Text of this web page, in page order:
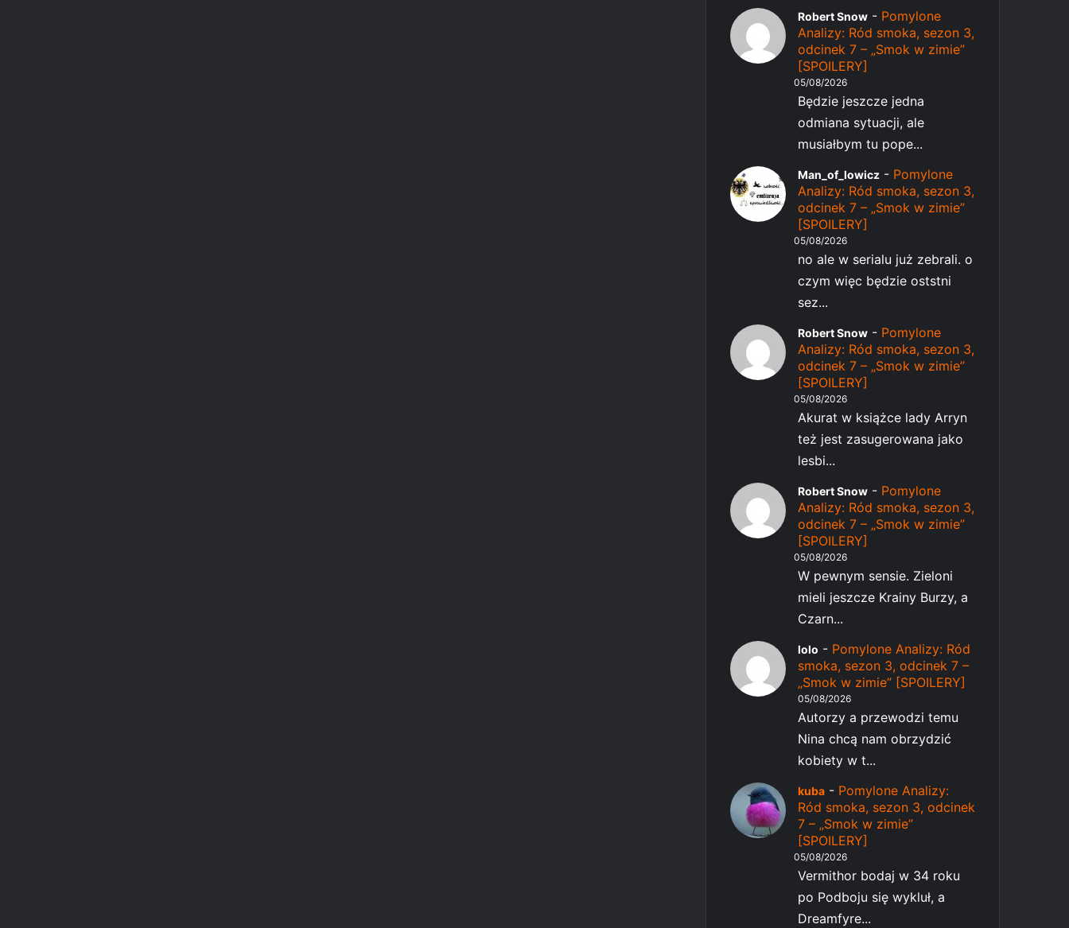
Robert Snow - Pomylone
Analizy: Ród smoka, sezon 3,
odcinek 7 – „Smok w zimie”
[SPOILERY]
05/08/2026
Będzie jeszcze jedna
odmiana sytuacji, ale
musiałbym tu pope...
Man_of_lowicz - Pomylone
Analizy: Ród smoka, sezon 3,
odcinek 7 – „Smok w zimie”
[SPOILERY]
05/08/2026
no ale w serialu już zebrali. o
czym więc będzie oststni
sez...
Robert Snow - Pomylone
Analizy: Ród smoka, sezon 3,
odcinek 7 – „Smok w zimie”
[SPOILERY]
05/08/2026
Akurat w książce lady Arryn
też jest zasugerowana jako
lesbi...
Robert Snow - Pomylone
Analizy: Ród smoka, sezon 3,
odcinek 7 – „Smok w zimie”
[SPOILERY]
05/08/2026
W pewnym sensie. Zieloni
mieli jeszcze Krainy Burzy, a
Czarn...
lolo - Pomylone Analizy: Ród
smoka, sezon 3, odcinek 7 –
„Smok w zimie” [SPOILERY]
05/08/2026
Autorzy a przewodzi temu
Nina chcą nam obrzydzić
kobiety w t...
kuba - Pomylone Analizy:
Ród smoka, sezon 3, odcinek
7 – „Smok w zimie”
[SPOILERY]
05/08/2026
Vermithor bodaj w 34 roku
po Podboju się wykluł, a
Dreamfyre...